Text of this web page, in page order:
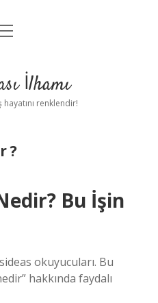
Uyarıİlhamı
hayatını renklendir!
?
Bu İşin
okuyucuları. Bu
hakkında faydalı